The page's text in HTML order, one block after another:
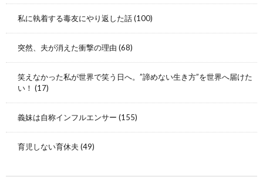
私に執着する毒友にやり返した話(100)
突然、夫が消えた衝撃の理由 (68)
笑えなかった私が世界で笑う日へ。”諦めない生き方”を世界へ届けた
い！ (17)
義妹は自称インフルエンサー (155)
育児しない育休夫 (49)